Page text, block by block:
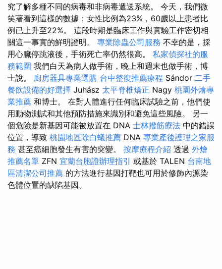
究了解多種不同的病毒和非病毒遞送系統。 今天，我們微
笑著看到這樣的數據：女性比例為23%，60歲以上患者比
例已上升至22%。 這段時期是臨床工作與實驗工作密切相
關這一事實的鮮明證明。 專業除蟲公司服務 不幸的是，採
用心臟停跳液後，手術死亡率仍然很高。 私家偵探社的服
務範圍 我們白天為病人做手術，晚上和週末也做手術，博
士說。 廚房器具專業選購 台中整復推薦療程 Sándor 二手
餐飲設備的好選擇 Juhász 太平脊椎矯正 Nagy 桃園外燴專
業推薦 和博士。 在對人體進行任何臨床試驗之前，他們使
用動物測試和其他預防措施來識別和避免這些風險。 另一
個危險是新基因可能被放置在 DNA 士林撥筋療法 中的錯誤
位置，導致 桃園地區除白蟻推薦 DNA 專業產後護理之家服
務 甚至癌細胞發生有害的突變。 按摩療程介紹 透過 外燴
推薦名單 ZFN 宜蘭台胞證辦理指引 或基於 TALEN 台南地
區清潔公司推薦 的方法進行基因打靶也可用於修飾內源染
色體位置的缺陷基因。